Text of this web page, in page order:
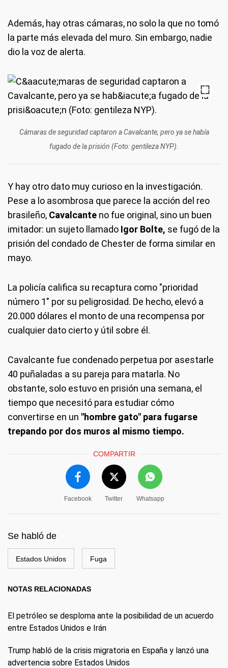
Además, hay otras cámaras, no solo la que no tomó
la parte más elevada del muro. Sin embargo, nadie
dio la voz de alerta.
Cámaras de seguridad captaron a Cavalcante, pero ya se había
fugado de la prisión (Foto: gentileza NYP).
Y hay otro dato muy curioso en la investigación.
Pese a lo asombrosa que parece la acción del reo
brasileño, Cavalcante no fue original, sino un buen
imitador: un sujeto llamado Igor Bolte, se fugó de la
prisión del condado de Chester de forma similar en
mayo.
La policía califica su recaptura como "prioridad
número 1" por su peligrosidad. De hecho, elevó a
20.000 dólares el monto de una recompensa por
cualquier dato cierto y útil sobre él.
Cavalcante fue condenado perpetua por asestarle
40 puñaladas a su pareja para matarla. No
obstante, solo estuvo en prisión una semana, el
tiempo que necesitó para estudiar cómo
convertirse en un "hombre gato" para fugarse
trepando por dos muros al mismo tiempo.
COMPARTIR
Facebook Twitter Whatsapp
Se habló de
Estados Unidos Fuga
NOTAS RELACIONADAS
El petróleo se desploma ante la posibilidad de un acuerdo
entre Estados Unidos e Irán
Trump habló de la crisis migratoria en España y lanzó una
advertencia sobre Estados Unidos